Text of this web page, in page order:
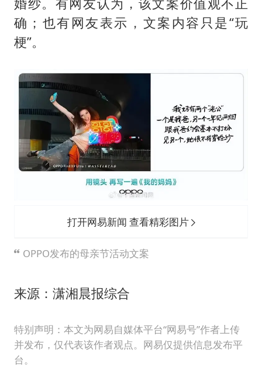
确；也有网友表示，文案内容只是“玩
梗”。
打开网易新闻 查看精彩图片
OPPO发布的母亲节活动文案
来源：潇湘晨报综合
特别声明：本文为网易自媒体平台“网易号”作者上传
并发布，仅代表该作者观点。网易仅提供信息发布平
台。